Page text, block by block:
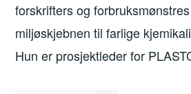
forskrifters og
miljøskjebnen til farlige
Hun er prosjektleder for